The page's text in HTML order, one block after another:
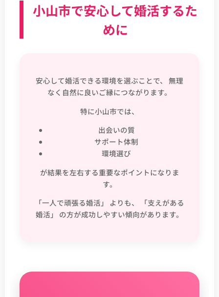
小山市で安心して婚活するた
めに
安心して婚活できる環境を選ぶことで、 無理
なく自然に良いご縁につながります。
特に小山市では、
出会いの質
サポート体制
環境選び
が結果を左右する重要なポイントになりま
す。
「一人で頑張る婚活」 よりも、 「支えがある
婚活」 の方が成功しやすい傾向があります。